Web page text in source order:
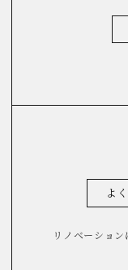
よ
リノベーショ